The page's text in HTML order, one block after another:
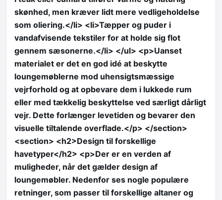
skønhed, men kræver lidt mere vedligeholdelse
som oliering.</li> <li>Tæpper og puder i
vandafvisende tekstiler for at holde sig flot
gennem sæsonerne.</li> </ul> <p>Uanset
materialet er det en god idé at beskytte
loungemøblerne mod uhensigtsmæssige
vejrforhold og at opbevare dem i lukkede rum
eller med tækkelig beskyttelse ved særligt dårligt
vejr. Dette forlænger levetiden og bevarer den
visuelle tiltalende overflade.</p> </section>
<section> <h2>Design til forskellige
havetyper</h2> <p>Der er en verden af
muligheder, når det gælder design af
loungemøbler. Nedenfor ses nogle populære
retninger, som passer til forskellige altaner og